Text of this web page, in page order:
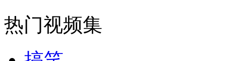
热门视频集